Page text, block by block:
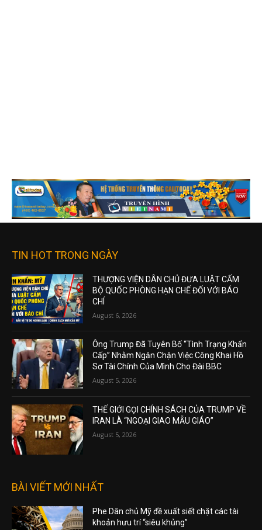
TIN HOT TRONG NGÀY
THƯỢNG VIỆN DÂN CHỦ ĐƯA LUẬT CẤM
BỘ QUỐC PHÒNG HẠN CHẾ ĐỐI VỚI BÁO
CHÍ
August 6, 2026
Ông Trump Đã Tuyên Bố “Tình Trạng Khẩn
Cấp” Nhằm Ngăn Chặn Việc Công Khai Hồ
Sơ Tài Chính Của Mình Cho Đài BBC
August 5, 2026
THẾ GIỚI GỌI CHÍNH SÁCH CỦA TRUMP VỀ
IRAN LÀ “NGOẠI GIAO MẪU GIÁO”
August 5, 2026
BÀI VIẾT MỚI NHẤT
Phe Dân chủ Mỹ đề xuất siết chặt các tài
khoản hưu trí “siêu khủng”